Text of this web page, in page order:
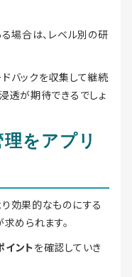
場合は、レベル別の研
バックを収集して継続
透が期待できるでしょ
をアプリ
効果的なものにする
められます。
イントを確認していき